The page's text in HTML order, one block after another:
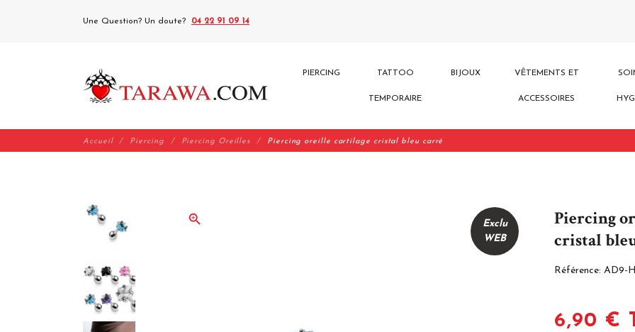
Une Question? Un doute? 04 22 91 09 14
PIERCING TATTOO
TEMPORAIRE
BIJOUX VÊTEMENTS ET
ACCESSOIRES
Accueil Piercing Piercing Oreilles Piercing oreille cartilage cristal bleu carré
zoom_in
Exclu
WEB
Piercing
cristal
Référence: AD9-
6,90 €